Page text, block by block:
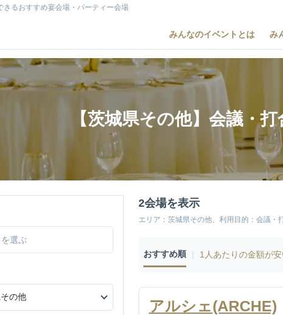
きるおすすめ宴会場・パーティー会場
みんなのイベントとは み
【茨城県その他】会議・
2会場を表示
エリア：茨城県その他、利用目的：会議・
おすすめ順 1人あたりの金額が
アルシェ(ARCHE)